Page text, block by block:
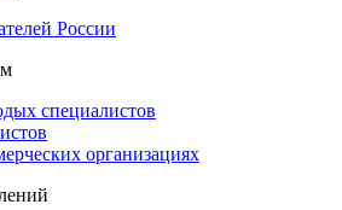
России
специалистов
организациях